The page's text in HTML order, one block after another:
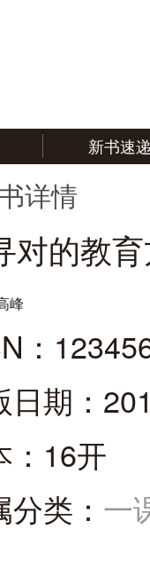
新书速
详情
对的教
峰
：
期：
16开
分类： 一